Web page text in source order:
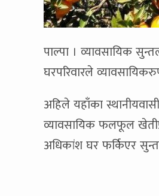
पाल्पा । व्यावसायिक
घरपरिवारले
अहिले यहाँका
व्यावसायिक फलफूल
अधिकांश घर फर्किएर